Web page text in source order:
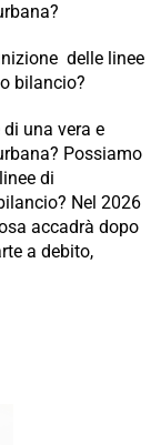
delle linee
bilancio?
una vera e
Possiamo
di
Nel 2026
accadrà dopo
a debito,